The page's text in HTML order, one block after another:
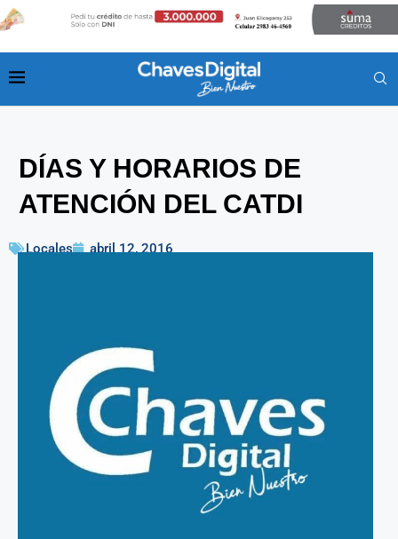
DÍAS Y HORARIOS DE
ATENCIÓN DEL CATDI
Locales abril 12, 2016